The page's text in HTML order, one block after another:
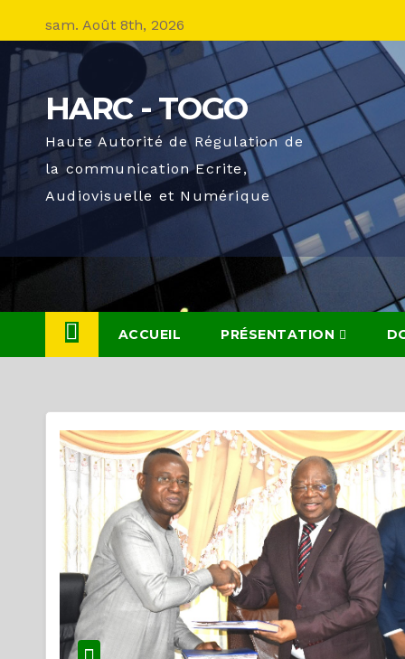
to
content
sam. Août 8th, 2026
HARC - TOGO
Haute Autorité de Régulation de
la communication Ecrite,
Audiovisuelle et Numérique
ACCUEIL PRÉSENTATION